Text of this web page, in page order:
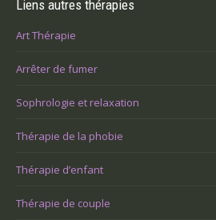
Liens autres thérapies
Art Thérapie
Arrêter de fumer
Sophrologie et relaxation
Thérapie de la phobie
Thérapie d’enfant
Thérapie de couple